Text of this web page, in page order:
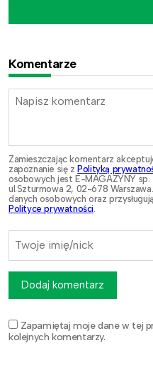
Komentarze
Zamieszczając komentarz
zapoznanie się zPolityką
osobowych jest E-MAGAZYNY sp.
ul.Szturmowa 2, 02-678
danych osobowych oraz
Polityce prywatności
Zapamiętaj moje dane w tej
kolejnych komentarzy.
Dodaj komentarz